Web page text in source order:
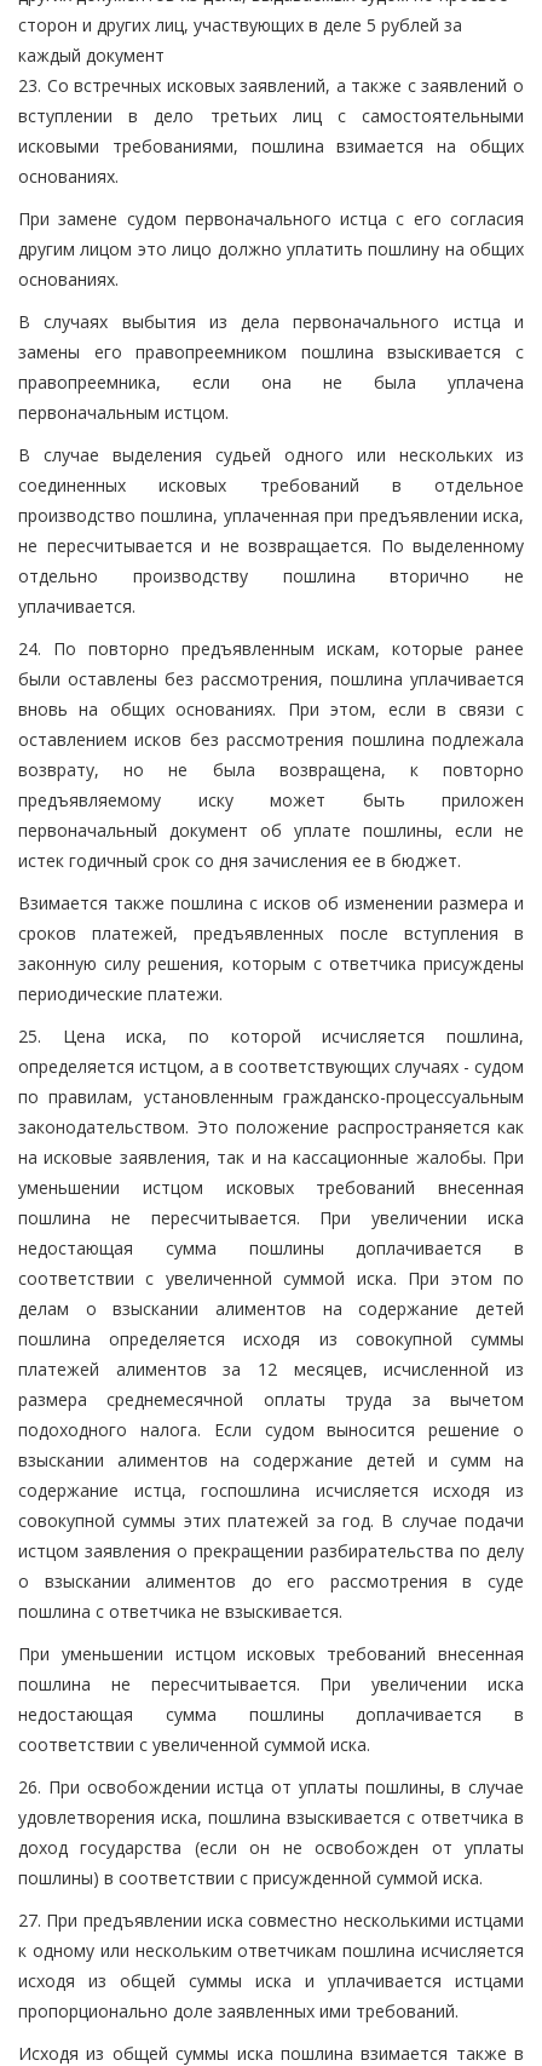
сторон и других лиц, участвующих в деле 5 рублей за
каждый документ
23. Со встречных исковых заявлений, а также с заявлений о
вступлении в дело третьих лиц с самостоятельными
исковыми требованиями, пошлина взимается на общих
основаниях.
При замене судом первоначального истца с его согласия
другим лицом это лицо должно уплатить пошлину на общих
основаниях.
В случаях выбытия из дела первоначального истца и
замены его правопреемником пошлина взыскивается с
правопреемника, если она не была уплачена
первоначальным истцом.
В случае выделения судьей одного или нескольких из
соединенных исковых требований в отдельное
производство пошлина, уплаченная при предъявлении иска,
не пересчитывается и не возвращается. По выделенному
отдельно производству пошлина вторично не
уплачивается.
24. По повторно предъявленным искам, которые ранее
были оставлены без рассмотрения, пошлина уплачивается
вновь на общих основаниях. При этом, если в связи с
оставлением исков без рассмотрения пошлина подлежала
возврату, но не была возвращена, к повторно
предъявляемому иску может быть приложен
первоначальный документ об уплате пошлины, если не
истек годичный срок со дня зачисления ее в бюджет.
Взимается также пошлина с исков об изменении размера и
сроков платежей, предъявленных после вступления в
законную силу решения, которым с ответчика присуждены
периодические платежи.
25. Цена иска, по которой исчисляется пошлина,
определяется истцом, а в соответствующих случаях - судом
по правилам, установленным гражданско-процессуальным
законодательством. Это положение распространяется как
на исковые заявления, так и на кассационные жалобы. При
уменьшении истцом исковых требований внесенная
пошлина не пересчитывается. При увеличении иска
недостающая сумма пошлины доплачивается в
соответствии с увеличенной суммой иска. При этом по
делам о взыскании алиментов на содержание детей
пошлина определяется исходя из совокупной суммы
платежей алиментов за 12 месяцев, исчисленной из
размера среднемесячной оплаты труда за вычетом
подоходного налога. Если судом выносится решение о
взыскании алиментов на содержание детей и сумм на
содержание истца, госпошлина исчисляется исходя из
совокупной суммы этих платежей за год. В случае подачи
истцом заявления о прекращении разбирательства по делу
о взыскании алиментов до его рассмотрения в суде
пошлина с ответчика не взыскивается.
При уменьшении истцом исковых требований внесенная
пошлина не пересчитывается. При увеличении иска
недостающая сумма пошлины доплачивается в
соответствии с увеличенной суммой иска.
26. При освобождении истца от уплаты пошлины, в случае
удовлетворения иска, пошлина взыскивается с ответчика в
доход государства (если он не освобожден от уплаты
пошлины) в соответствии с присужденной суммой иска.
27. При предъявлении иска совместно несколькими истцами
к одному или нескольким ответчикам пошлина исчисляется
исходя из общей суммы иска и уплачивается истцами
пропорционально доле заявленных ими требований.
Исходя из общей суммы иска пошлина взимается также в